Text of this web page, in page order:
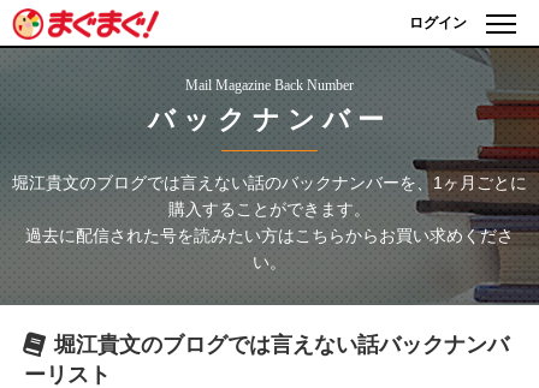
ログイン
Mail Magazine Back Number
バックナンバー
堀江貴文のブログでは言えない話のバックナンバーを、1ヶ月ごとに
購入することができます。
過去に配信された号を読みたい方はこちらからお買い求めくださ
い。
堀江貴文のブログでは言えない話バックナンバ
ーリスト